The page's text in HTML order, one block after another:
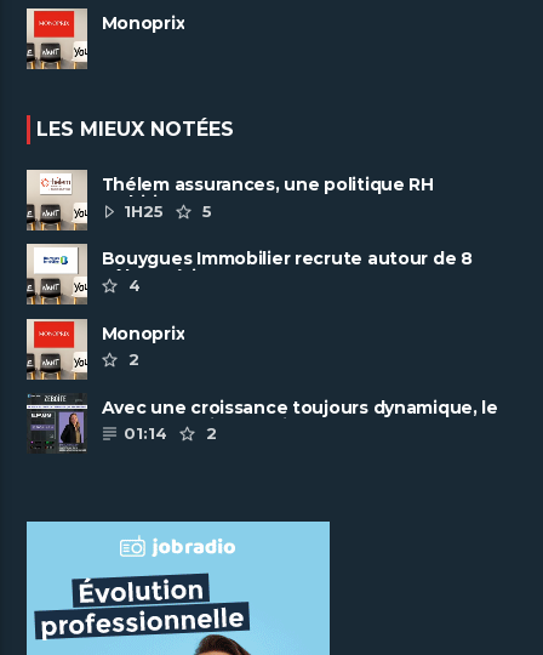
Monoprix
LES MIEUX NOTÉES
Thélem assurances, une politique RH
ambitieuse
1H25 5
Bouygues Immobilier recrute autour de 8
pôles métiers
4
Monoprix
2
Avec une croissance toujours dynamique, le
groupe Scalian continue de ......
01:14 2